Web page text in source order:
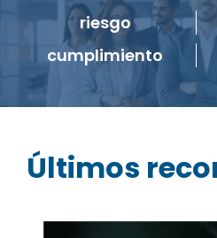
riesgo
cumplimiento
Últimos